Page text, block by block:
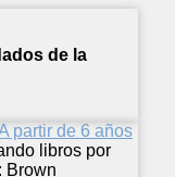
de la
partir de 6 años
libros por
Brown